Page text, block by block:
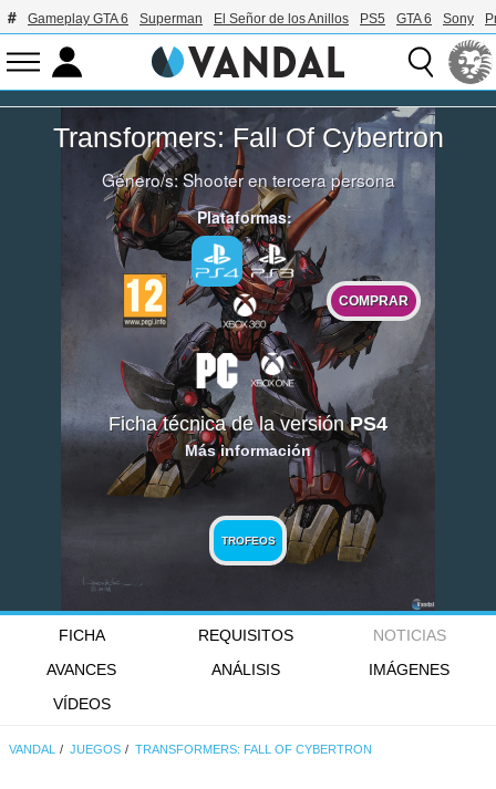
Gameplay GTA 6 Superman El Señor de los Anillos PS5 GTA 6 Sony
Transformers: Fall Of Cybertron
Género/s:Shooter en tercera persona
Plataformas:
COMPRAR
Ficha técnica de la versiónPS4
Más información
TROFEOS
FICHA REQUISITOS
NOTICIAS
AVANCES
ANÁLISIS
IMÁGENES
VÍDEOS
VANDAL JUEGOS TRANSFORMERS: FALL OF CYBERTRON